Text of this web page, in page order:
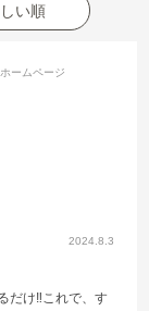
い順
2024.8.3
ームページ
だけ‼️これで、す